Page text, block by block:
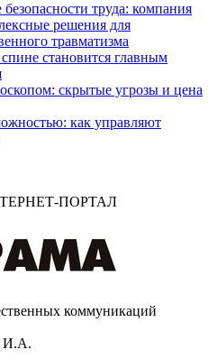
труда: компания
решения для
травматизма
становится главным
скрытые угрозы и цена
как управляют
ПОРТАЛ
коммуникаций
И.А.